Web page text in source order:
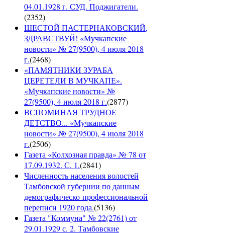
04.01.1928 г. СУД. Поджигатели.
(2352)
ШЕСТОЙ ПАСТЕРНАКОВСКИЙ,
ЗДРАВСТВУЙ! «Мучкапские
новости» № 27(9500), 4 июля 2018
г.(2468)
«ПАМЯТНИКИ ЗУРАБА
ЦЕРЕТЕЛИ В МУЧКАПЕ».
«Мучкапские новости» №
27(9500), 4 июля 2018 г.(2877)
ВСПОМИНАЯ ТРУДНОЕ
ДЕТСТВО... «Мучкапские
новости» № 27(9500), 4 июля 2018
г.(2506)
Газета «Колхозная правда» № 78 от
17.09.1932. С. 1.(2841)
Численность населения волостей
Тамбовской губернии по данным
демографическо-профессиональной
переписи 1920 года.(5136)
Газета "Коммуна" № 22(2761) от
29.01.1929 с. 2. Тамбовские